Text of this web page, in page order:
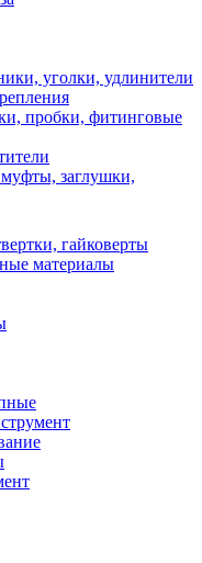
уголки, удлинители
пробки, фитинговые
заглушки,
гайковерты
материалы